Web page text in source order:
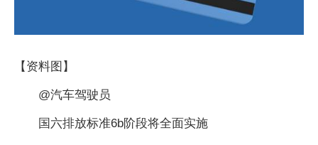
【资料图】
@汽车驾驶员
国六排放标准6b阶段将全面实施